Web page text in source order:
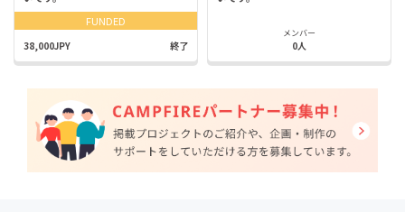
FUNDED
38,000JPY 終了
メンバー
0人